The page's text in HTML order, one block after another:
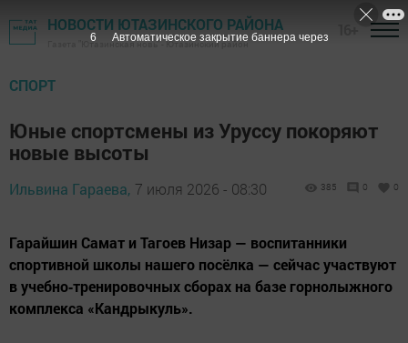
НОВОСТИ ЮТАЗИНСКОГО РАЙОНА
Газета "Ютазинская новь" - Ютазинский район
СПОРТ
Юные спортсмены из Уруссу покоряют
новые высоты
Ильвина Гараева, 7 июля 2026 - 08:30 385 0 0
Гарайшин Самат и Тагоев Низар — воспитанники
спортивной школы нашего посёлка — сейчас участвуют
в учебно‑тренировочных сборах на базе горнолыжного
комплекса «Кандрыкуль».
5 Автоматическое закрытие баннера через